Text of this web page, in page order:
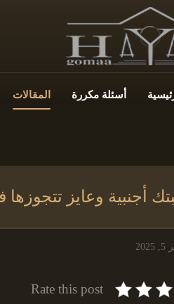
أسئلة مكررة المقالات
أجنبية وعايز
Rate this post